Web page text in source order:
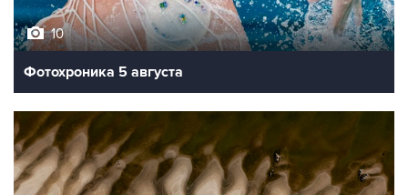
10
Фотохроника 5 августа